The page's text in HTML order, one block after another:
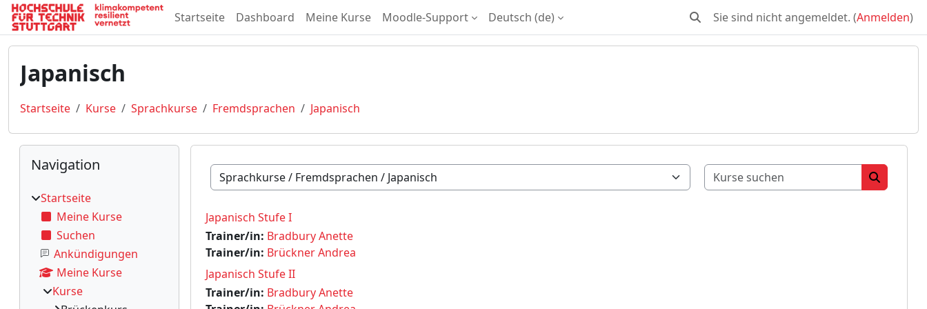
Zum Hauptinhalt
Startseite Dashboard Meine Kurse Moodle-Support Deutsch ‎(de)‎ Sucheingabe umschalten
Sie sind nicht angemeldet. (Anmelden)
Japanisch
Startseite Kurse Sprachkurse Fremdsprachen Japanisch
Kursbereiche
Kurse
Kurse
Japanisch Stufe I
Trainer/in: Bradbury Anette
Trainer/in: Brückner Andrea
Japanisch Stufe II
Trainer/in: Bradbury Anette
Blöcke
Navigation überspringen
Navigation
Startseite
Meine Kurse
Suchen
Ankündigungen
Meine Kurse
Kurse